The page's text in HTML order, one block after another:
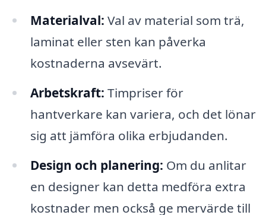
Materialval: Val av material som trä,
laminat eller sten kan påverka
kostnaderna avsevärt.
Arbetskraft: Timpriser för
hantverkare kan variera, och det lönar
sig att jämföra olika erbjudanden.
Design och planering: Om du anlitar
en designer kan detta medföra extra
kostnader men också ge mervärde till